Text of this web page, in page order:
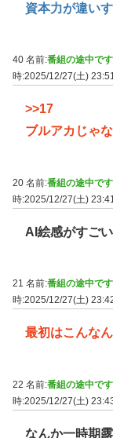
資本力が違い
40 名前:番組の途中で
時:2025/12/27(土)
>>17
ブルアカじゃ
20 名前:番組の途中で
時:2025/12/27(土)
AI絵感がすごい
21 名前:番組の途中で
時:2025/12/27(土)
最初はこんな
22 名前:番組の途中で
時:2025/12/27(土)
なんか一時期